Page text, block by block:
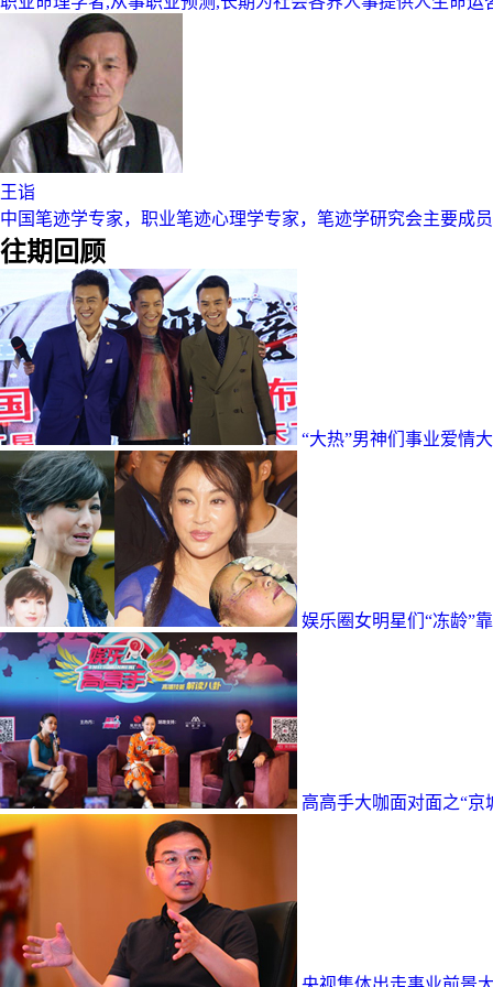
王诣
中国笔迹学专家，职业笔迹心理学专家，笔迹学研究会主要成员
往期回顾
“大热”男神们事业爱情
娱乐圈女明星们“冻龄”靠
高高手大咖面对面之“京